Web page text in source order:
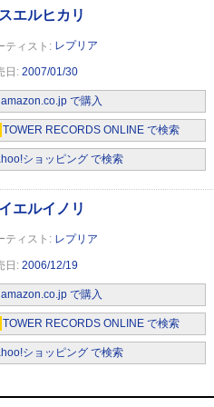
レプリア
2007/01/30
amazon.co.jp で購入
TOWER RECORDS ONLINE で検索
ショッピング で検索
レプリア
2006/12/19
amazon.co.jp で購入
TOWER RECORDS ONLINE で検索
ショッピング で検索